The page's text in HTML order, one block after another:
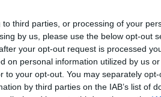
third parties, or processing of your
by us, please use the below opt-out
your opt-out request is processed
on personal information utilized by us
to your opt-out. You may separately
by third parties on the IAB’s list of
klub Ekstraklasy, stała się prawdziwą
już na ustach europejskich klubów,
znaczące punkty do rankingu